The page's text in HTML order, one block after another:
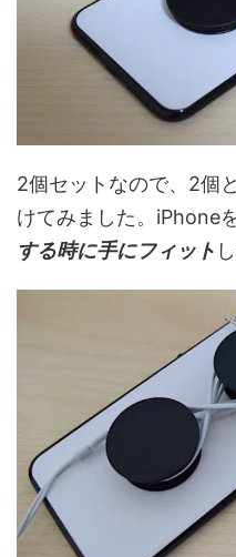
2個セットなので、2個
けてみました。iPhone
する時に手にフィット